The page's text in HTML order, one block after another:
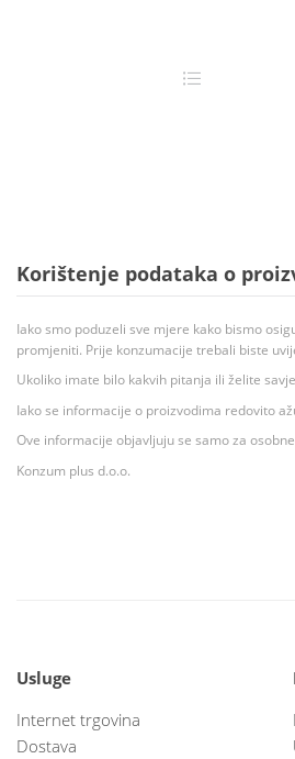
Korištenje podataka o
Iako smo poduzeli sve mjere kako bismo
promjeniti. Prije konzumacije trebali biste
Ukoliko imate bilo kakvih pitanja ili želite
Iako se informacije o proizvodima redovito
Ove informacije objavljuju se samo za
Konzum plus d.o.o.
Usluge
Internet trgovina
Dostava